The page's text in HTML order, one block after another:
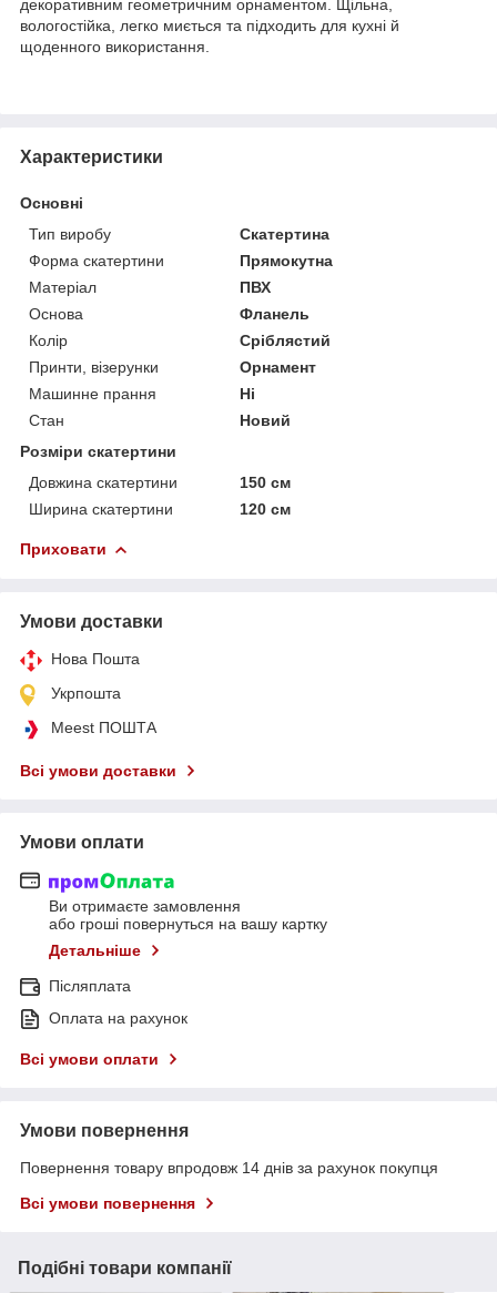
декоративним геометричним орнаментом. Щільна,
вологостійка, легко миється та підходить для кухні й
щоденного використання.
Характеристики
Основні
Тип виробу
Скатертина
Форма скатертини
Прямокутна
Матеріал
ПВХ
Основа
Фланель
Колір
Сріблястий
Принти, візерунки
Орнамент
Машинне прання
Ні
Стан
Новий
Розміри скатертини
Довжина скатертини
150 см
Ширина скатертини
120 см
Приховати
Умови доставки
Нова Пошта
Укрпошта
Meest ПОШТА
Всі умови доставки
Умови оплати
Ви отримаєте замовлення
або гроші повернуться на вашу картку
Детальніше
Післяплата
Оплата на рахунок
Всі умови оплати
Умови повернення
Повернення товару впродовж 14 днів за рахунок покупця
Всі умови повернення
Подібні товари компанії